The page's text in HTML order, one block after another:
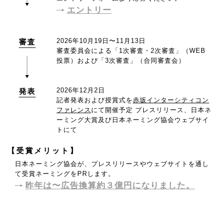
エントリー
審査
2026年10月19日〜11月13日
審査委員会による「1次審査・2次審査」（WEB
投票）および「3次審査」（合同審査会）
発表
2026年12月2日
記者発表および授賞式を赤坂インターシティコン
ファレンス にて開催予定 プレスリリース、日本ネ
ーミング大賞及び日本ネーミング協会ウェブサイ
トにて
【受賞メリット】
日本ネーミング協会が、プレスリリースやウェブサイトを通し
て受賞ネーミングをPRします。
昨年は〜広告換算約３億円になりました。